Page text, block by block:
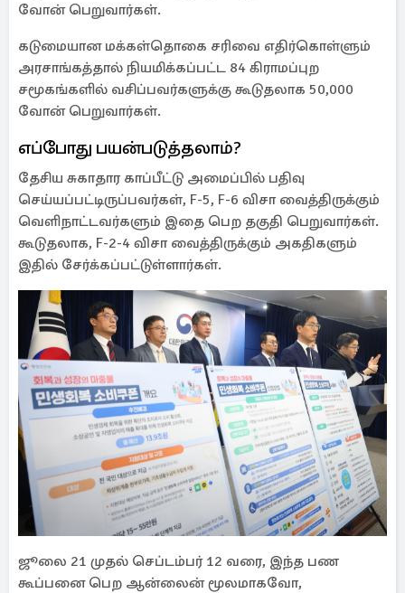
வோன் பெறுவார்கள்.
கடுமையான மக்கள்தொகை சரிவை எதிர்கொள்ளும்
அரசாங்கத்தால் நியமிக்கப்பட்ட 84 கிராமப்புற
சமூகங்களில் வசிப்பவர்களுக்கு கூடுதலாக 50,000
வோன் பெறுவார்கள்.
எப்போது பயன்படுத்தலாம்?
தேசிய சுகாதார காப்பீட்டு அமைப்பில் பதிவு
செய்யப்பட்டிருப்பவர்கள், F-5, F-6 விசா வைத்திருக்கும்
வெளிநாட்டவர்களும் இதை பெற தகுதி பெறுவார்கள்.
கூடுதலாக, F-2-4 விசா வைத்திருக்கும் அகதிகளும்
இதில் சேர்க்கப்பட்டுள்ளார்கள்.
ஜூலை 21 முதல் செப்டம்பர் 12 வரை, இந்த பண
கூப்பனை பெற ஆன்லைன் மூலமாகவோ,